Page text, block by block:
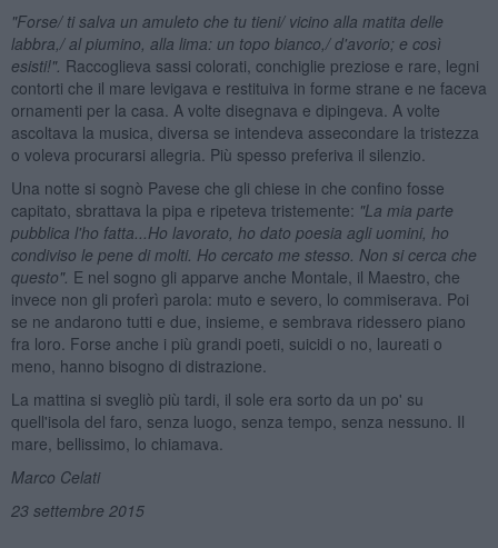
"Forse/ ti salva un amuleto che tu tieni/ vicino alla matita delle
labbra,/ al piumino, alla lima: un topo bianco,/ d'avorio; e così
esisti!". Raccoglieva sassi colorati, conchiglie preziose e rare, legni
contorti che il mare levigava e restituiva in forme strane e ne faceva
ornamenti per la casa. A volte disegnava e dipingeva. A volte
ascoltava la musica, diversa se intendeva assecondare la tristezza
o voleva procurarsi allegria. Più spesso preferiva il silenzio.
Una notte si sognò Pavese che gli chiese in che confino fosse
capitato, sbrattava la pipa e ripeteva tristemente: "La mia parte
pubblica l'ho fatta...Ho lavorato, ho dato poesia agli uomini, ho
condiviso le pene di molti. Ho cercato me stesso. Non si cerca che
questo". E nel sogno gli apparve anche Montale, il Maestro, che
invece non gli proferì parola: muto e severo, lo commiserava. Poi
se ne andarono tutti e due, insieme, e sembrava ridessero piano
fra loro. Forse anche i più grandi poeti, suicidi o no, laureati o
meno, hanno bisogno di distrazione.
La mattina si svegliò più tardi, il sole era sorto da un po' su
quell'isola del faro, senza luogo, senza tempo, senza nessuno. Il
mare, bellissimo, lo chiamava.
Marco Celati
23 settembre 2015